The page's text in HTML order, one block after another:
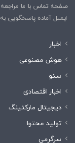
صفحه تماس با ما مراجعه
ایمیل آماده پاسخگویی
اخبار
هوش مصنوعی
سئو
اخبار اقتصادی
دیجیتال مارکتینگ
تولید محتوا
سرگرمی